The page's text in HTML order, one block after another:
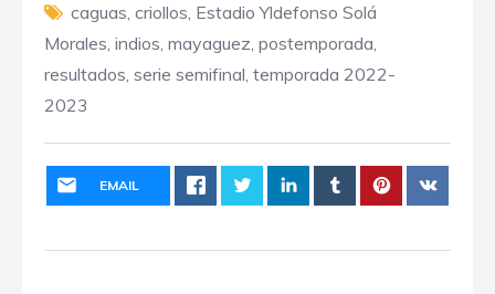
caguas, criollos, Estadio Yldefonso Solá
Morales, indios, mayaguez, postemporada,
resultados, serie semifinal, temporada 2022-
2023
EMAIL